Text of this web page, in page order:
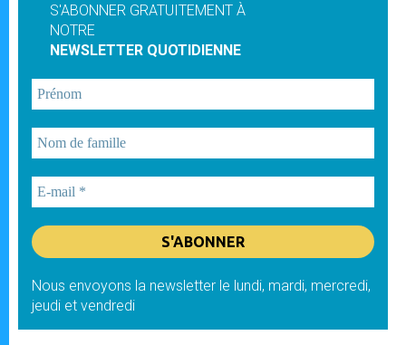
S'ABONNER GRATUITEMENT À
NOTRE
NEWSLETTER QUOTIDIENNE
Nous envoyons la newsletter le lundi, mardi, mercredi,
jeudi et vendredi